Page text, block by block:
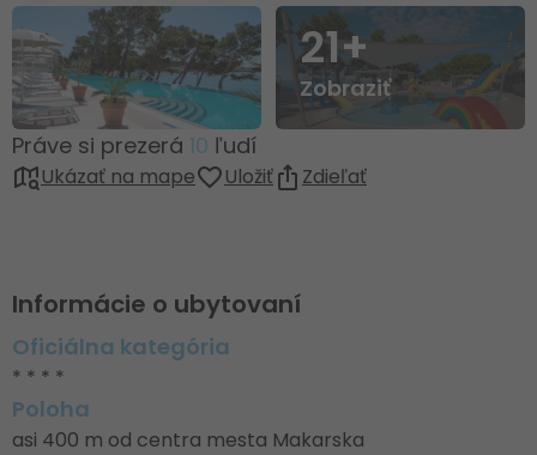
21+
Zobraziť
Práve si prezerá 10 ľudí
Ukázať na mape Uložiť Zdieľať
Informácie o ubytovaní
Oficiálna kategória
* * * *
Poloha
asi 400 m od centra mesta Makarska